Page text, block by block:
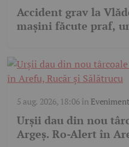
Accident grav la
mașini făcute praf,
5 aug. 2026, 18:06în
Urșii dau din nou
Argeș. Ro-Alert în